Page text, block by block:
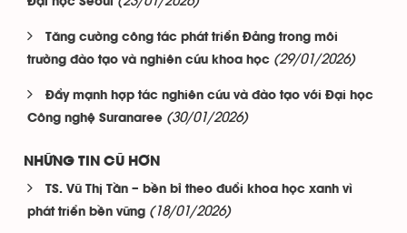
Đại học Seoul
Tăng cường công tác phát triển Đảng trong môi
trường đào tạo và nghiên cứu khoa học (29/01/2026)
Đẩy mạnh hợp tác nghiên cứu và đào tạo với Đại học
Công nghệ Suranaree (30/01/2026)
NHỮNG TIN CŨ HƠN
TS. Vũ Thị Tần – bền bỉ theo đuổi khoa học xanh vì
phát triển bền vững (18/01/2026)